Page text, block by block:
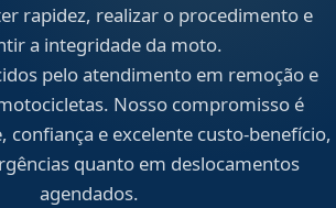
rapidez, realizar o procedimento e
a integridade da moto.
pelo atendimento em remoção e
Nosso compromisso é
confiança e excelente custo-benefício,
quanto em deslocamentos
agendados.